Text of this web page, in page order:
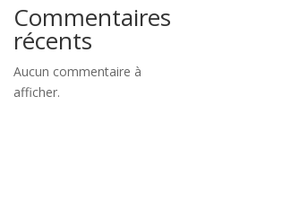
Commentaires
récents
Aucun commentaire à
afficher.